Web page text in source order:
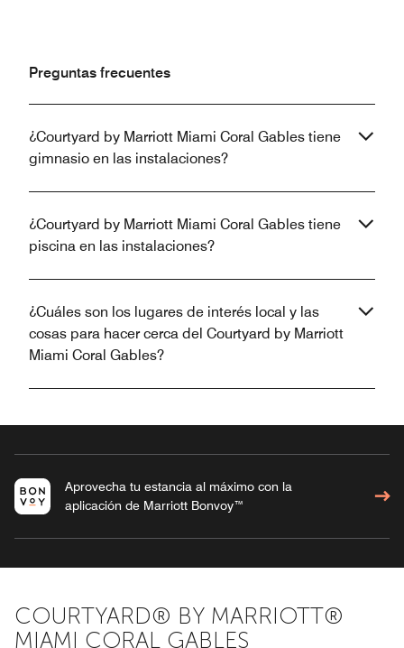
Preguntas frecuentes
¿Courtyard by Marriott Miami Coral Gables tiene
gimnasio en las instalaciones?
¿Courtyard by Marriott Miami Coral Gables tiene
piscina en las instalaciones?
¿Cuáles son los lugares de interés local y las
cosas para hacer cerca del Courtyard by Marriott
Miami Coral Gables?
Aprovecha tu estancia al máximo con la
aplicación de Marriott Bonvoy™
COURTYARD® BY MARRIOTT®
MIAMI CORAL GABLES